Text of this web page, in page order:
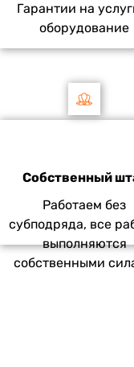
Гарантии на
оборудование
Собственный
Работаем без
субподряда, все
выполняются
собственными